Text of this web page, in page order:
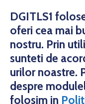
DGITLS1
oferi cea mai
nostru. Prin
sunteti de
urilor noastre.
despre
folosim in
Formulare
spațiile din P-ța 16
14.07.2026